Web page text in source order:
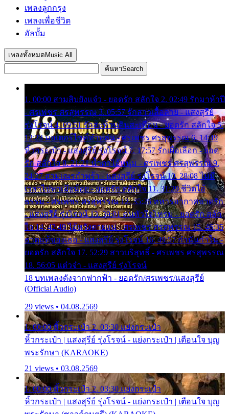
เพลงลูกกรุง
เพลงเพื่อชีวิต
อัลบั้ม
เพลงทั้งหมด Music All
ค้นหาSearch
1. 00:00 สามสิบยังแจ๋ว - ยอดรัก สลักใจ 2. 02:49 รักมาห้าปี
- ศรเพชร ศรสุพรรณ 3. 05:57 รักสาวเสื้อลาย - แสงสุรีย์
รุ่งโรจน์ 4. 09:51 รักสะท้านดินสะเทือน - ยอดรัก สลักใจ 5.
12:23 มอเตอร์ไซค์ทำหล่น - ศรเพชร ศรสุพรรณ 6. 14:49
หิ้วกระเป๋า - แสงสุรีย์ รุ่งโรจน์ 7. 17:57 รักเผื่อเลือก - ยอด
รัก สลักใจ 8. 21:21 น้ำตาไอ้หนุ่ม - ศรเพชร ศรสุพรรณ 9.
24:27 สามเณรกำพร้า - แสงสุรีย์ รุ่งโรจน์ 10. 28:08 ไม่มี
เวลาไปหาเมียน้อย - ยอดรัก สลักใจ 11. 31:29 ชีวิตไอ้
ธรรม - ศรเพชร ศรสุพรรณ 12. 35:26 ทหารอากาศขาดรัก
- แสงสุรีย์ รุ่งโรจน์ 13. 39:01 คนหัวใจโทรม - ยอดรัก สลัก
ใจ 14. 42:49 ไอ้หวังตายแน่ - ศรเพชร ศรสุพรรณ 15. 46:35
ธาตุแท้ของเธอ - แสงสุรีย์ รุ่งโรจน์ 16. 49:57 กำนันกำใน -
ยอดรัก สลักใจ 17. 52:29 สาวบริสุทธิ์ - ศรเพชร ศรสุพรรณ
18. 56:05 แต๋วจ๋า - แสงสุรีย์ รุ่งโรจน์
18 บทเพลงดังจากฟากฟ้า - ยอดรัก/ศรเพชร/แสงสุรีย์
(Official Audio)
29 views • 04.08.2569
1. 00:00 หิ้วกระเป๋า 2. 03:30 แย่งกระเป๋า
หิ้วกระเป๋า | แสงสุรีย์ รุ่งโรจน์ - แย่งกระเป๋า | เตือนใจ บุญ
พระรักษา (KARAOKE)
21 views • 03.08.2569
1. 00:00 หิ้วกระเป๋า 2. 03:30 แย่งกระเป๋า
หิ้วกระเป๋า | แสงสุรีย์ รุ่งโรจน์ - แย่งกระเป๋า | เตือนใจ บุญ